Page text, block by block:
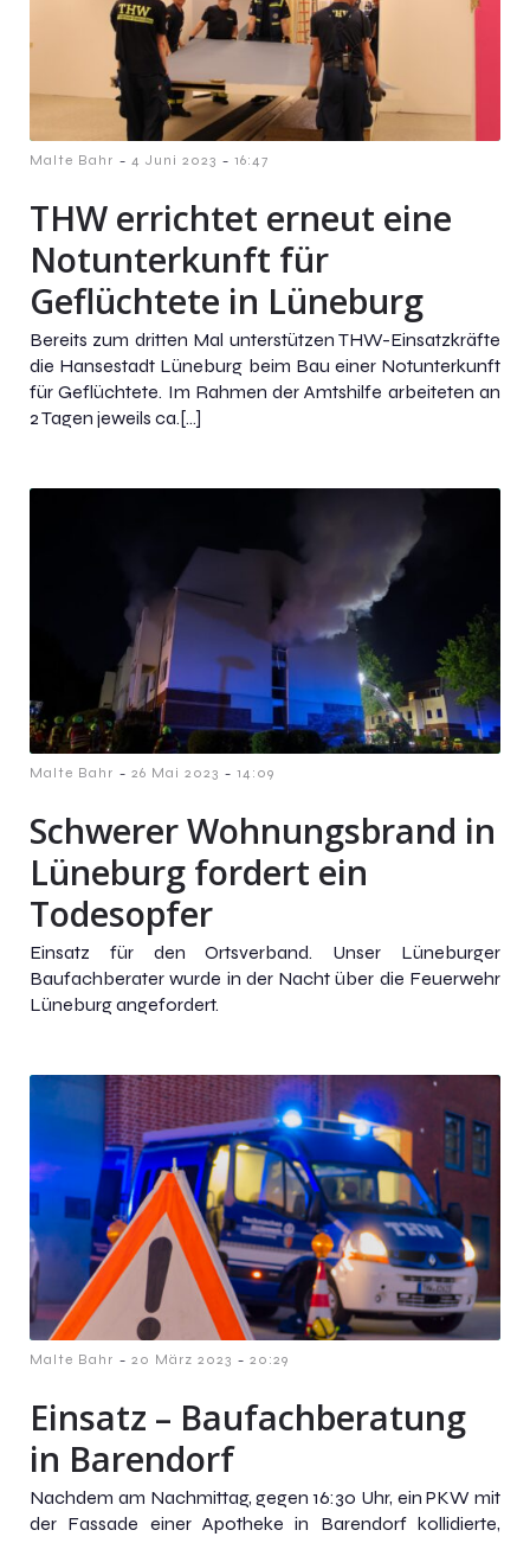
Malte Bahr - 4 Juni 2023 - 16:47
THW errichtet erneut eine
Notunterkunft für
Geflüchtete in Lüneburg
Bereits zum dritten Mal unterstützen THW-Einsatzkräfte
die Hansestadt Lüneburg beim Bau einer Notunterkunft
für Geflüchtete. Im Rahmen der Amtshilfe arbeiteten an
2 Tagen jeweils ca.[…]
Malte Bahr - 26 Mai 2023 - 14:09
Schwerer Wohnungsbrand in
Lüneburg fordert ein
Todesopfer
Einsatz für den Ortsverband. Unser Lüneburger
Baufachberater wurde in der Nacht über die Feuerwehr
Lüneburg angefordert.
Malte Bahr - 20 März 2023 - 20:29
Einsatz – Baufachberatung
in Barendorf
Nachdem am Nachmittag, gegen 16:30 Uhr, ein PKW mit
der Fassade einer Apotheke in Barendorf kollidierte,